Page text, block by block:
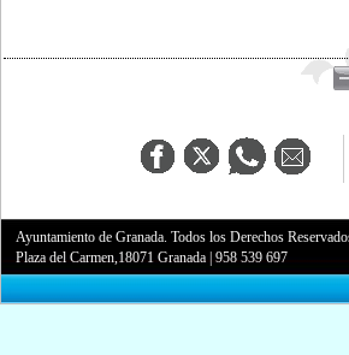
Ayuntamiento de Granada. Todos los Derechos
Plaza del Carmen,18071 Granada |958 539 697